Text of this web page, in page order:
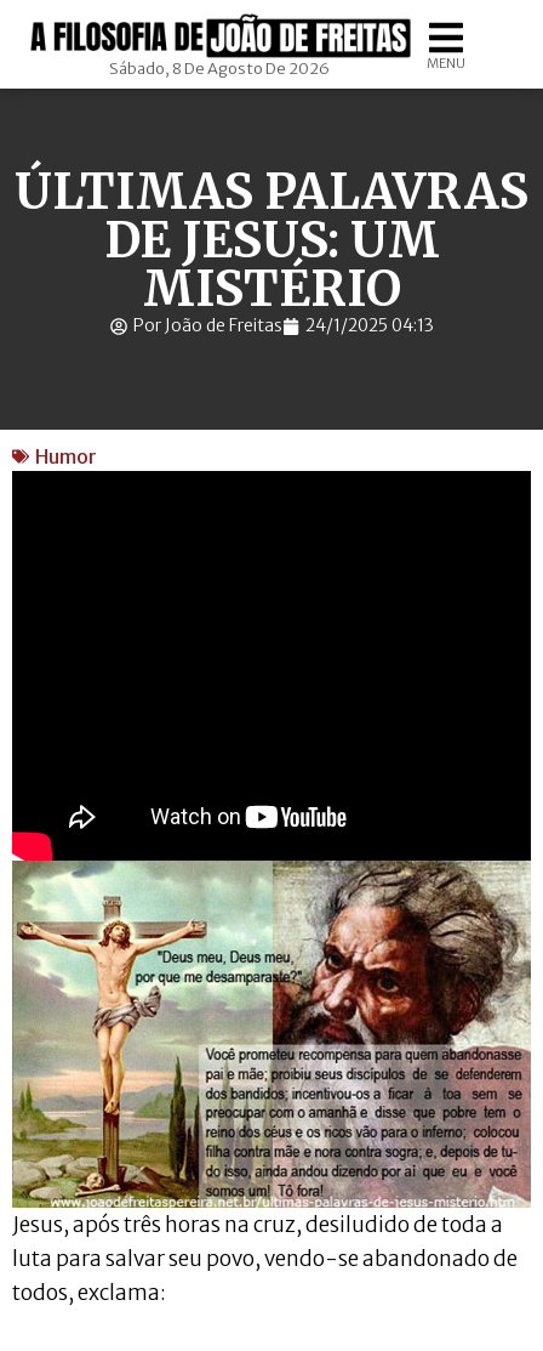
Sábado, 8 De Agosto De 2026 MENU
ÚLTIMAS PALAVRAS
DE JESUS: UM
MISTÉRIO
Por João de Freitas 24/1/2025 04:13
Humor
Jesus, após três horas na cruz, desiludido de toda a
luta para salvar seu povo, vendo-se abandonado de
todos, exclama: